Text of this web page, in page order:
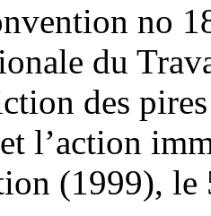
no
du
des
l’action
(1999), le